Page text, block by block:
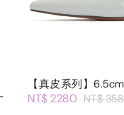
【真皮系列】
NT$ 2280 NT$